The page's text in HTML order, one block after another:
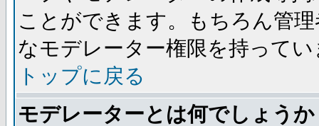
ことができます。もちろん管
なモデレーター権限を持ってい
トップに戻る
モデレーターとは何でしょうか